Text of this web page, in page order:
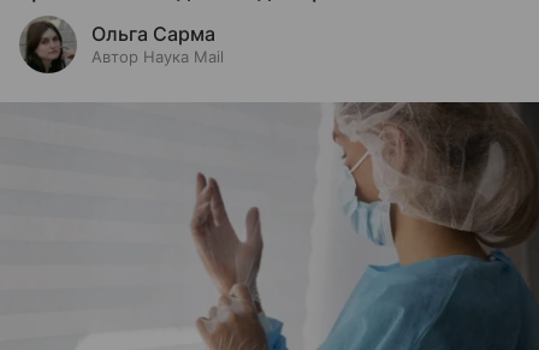
Ольга Сарма
Автор Наука Mail